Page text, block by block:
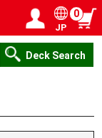
JP
0
Deck Search